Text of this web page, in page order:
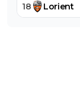
18 Lorient